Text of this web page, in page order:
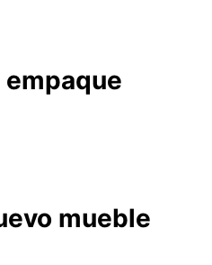
empaque
mueble
productos